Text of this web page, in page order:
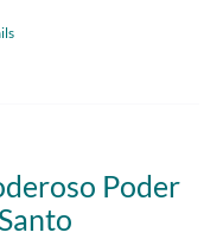
Poder